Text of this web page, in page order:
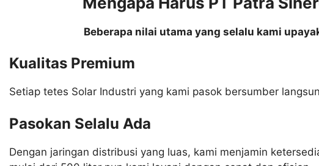
Beberapa nilai utama yang selalu kami
Kualitas Premium
Setiap tetes Solar Industri yang kami pasok bersumber
Pasokan Selalu Ada
Dengan jaringan distribusi yang luas, kami menjamin